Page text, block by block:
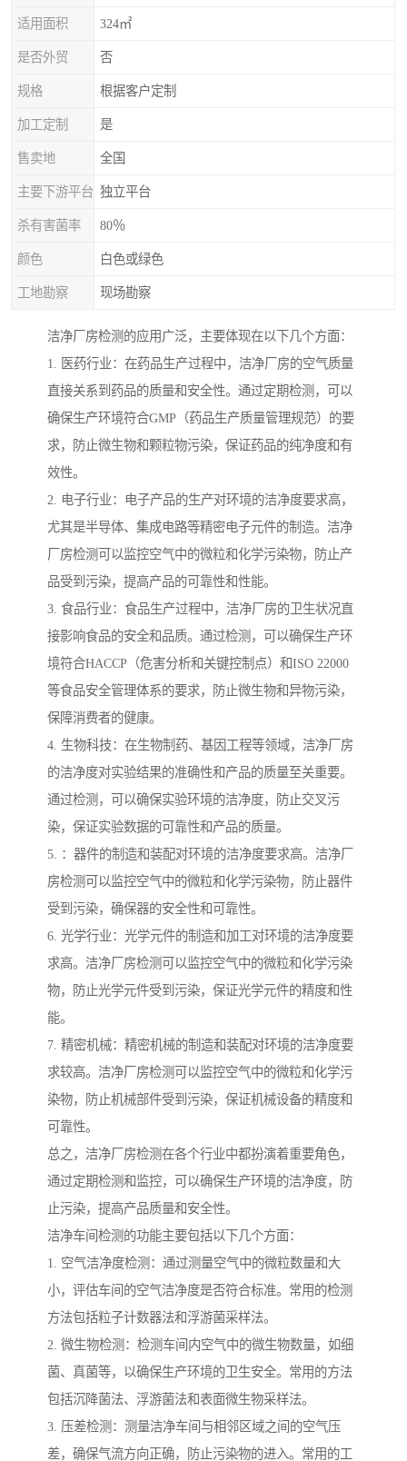
适用面积 324㎡
是否外贸 否
规格 根据客户定制
加工定制 是
售卖地 全国
主要下游平台 独立平台
杀有害菌率 80％
颜色 白色或绿色
工地勘察 现场勘察
洁净厂房检测的应用广泛，主要体现在以下几个方面：
1. 医药行业：在药品生产过程中，洁净厂房的空气质量
直接关系到药品的质量和安全性。通过定期检测，可以
确保生产环境符合GMP（药品生产质量管理规范）的要
求，防止微生物和颗粒物污染，保证药品的纯净度和有
效性。
2. 电子行业：电子产品的生产对环境的洁净度要求高，
尤其是半导体、集成电路等精密电子元件的制造。洁净
厂房检测可以监控空气中的微粒和化学污染物，防止产
品受到污染，提高产品的可靠性和性能。
3. 食品行业：食品生产过程中，洁净厂房的卫生状况直
接影响食品的安全和品质。通过检测，可以确保生产环
境符合HACCP（危害分析和关键控制点）和ISO 22000
等食品安全管理体系的要求，防止微生物和异物污染，
保障消费者的健康。
4. 生物科技：在生物制药、基因工程等领域，洁净厂房
的洁净度对实验结果的准确性和产品的质量至关重要。
通过检测，可以确保实验环境的洁净度，防止交叉污
染，保证实验数据的可靠性和产品的质量。
5. ：器件的制造和装配对环境的洁净度要求高。洁净厂
房检测可以监控空气中的微粒和化学污染物，防止器件
受到污染，确保器的安全性和可靠性。
6. 光学行业：光学元件的制造和加工对环境的洁净度要
求高。洁净厂房检测可以监控空气中的微粒和化学污染
物，防止光学元件受到污染，保证光学元件的精度和性
能。
7. 精密机械：精密机械的制造和装配对环境的洁净度要
求较高。洁净厂房检测可以监控空气中的微粒和化学污
染物，防止机械部件受到污染，保证机械设备的精度和
可靠性。
总之，洁净厂房检测在各个行业中都扮演着重要角色，
通过定期检测和监控，可以确保生产环境的洁净度，防
止污染，提高产品质量和安全性。
洁净车间检测的功能主要包括以下几个方面：
1. 空气洁净度检测：通过测量空气中的微粒数量和大
小，评估车间的空气洁净度是否符合标准。常用的检测
方法包括粒子计数器法和浮游菌采样法。
2. 微生物检测：检测车间内空气中的微生物数量，如细
菌、真菌等，以确保生产环境的卫生安全。常用的方法
包括沉降菌法、浮游菌法和表面微生物采样法。
3. 压差检测：测量洁净车间与相邻区域之间的空气压
差，确保气流方向正确，防止污染物的进入。常用的工